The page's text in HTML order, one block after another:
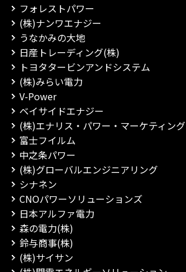
フォレストパワー
(株)ナンワエナジー
うなかみの大地
日産トレーディング(株)
トヨタタービンアンドシステム
(株)みらい電力
V-Power
ベイサイドエナジー
(株)エナリス・パワー・マーケティング
富士フイルム
中之条パワー
(株)グローバルエンジニアリング
シナネン
CNOパワーソリューションズ
日本アルファ電力
森の電力(株)
鈴与商事(株)
(株)サイサン